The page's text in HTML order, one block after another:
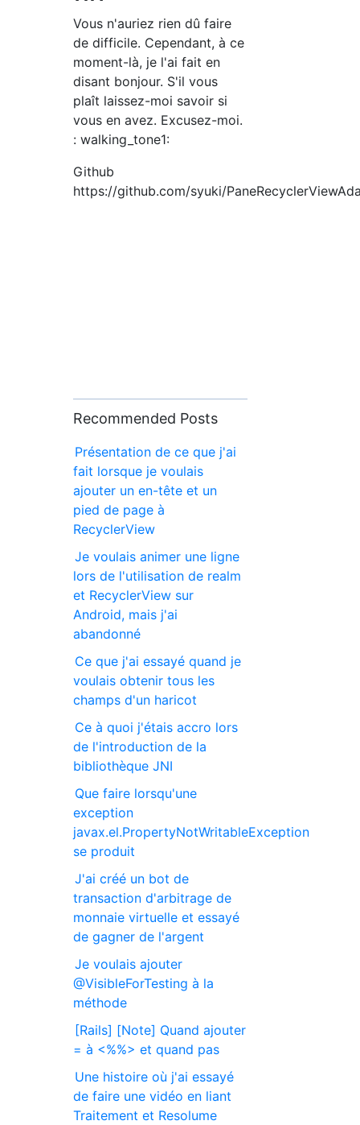
Vous n'auriez rien dû faire
de difficile. Cependant, à ce
moment-là, je l'ai fait en
disant bonjour. S'il vous
plaît laissez-moi savoir si
vous en avez. Excusez-moi.
: walking_tone1:
Github
https://github.com/syuki/
Recommended Posts
Présentation de ce que j'ai
fait lorsque je voulais
ajouter un en-tête et un
pied de page à
RecyclerView
Je voulais animer une ligne
lors de l'utilisation de realm
et RecyclerView sur
Android, mais j'ai
abandonné
Ce que j'ai essayé quand je
voulais obtenir tous les
champs d'un haricot
Ce à quoi j'étais accro lors
de l'introduction de la
bibliothèque JNI
Que faire lorsqu'une
exception
javax.el.PropertyNotWritableException
se produit
J'ai créé un bot de
transaction d'arbitrage de
monnaie virtuelle et essayé
de gagner de l'argent
Je voulais ajouter
@VisibleForTesting à la
méthode
[Rails] [Note] Quand ajouter
= à <%%> et quand pas
Une histoire où j'ai essayé
de faire une vidéo en liant
Traitement et Resolume